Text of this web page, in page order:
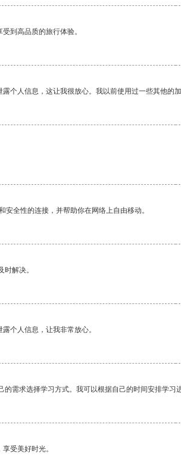
到高品质的旅行体验。
个人信息，这让我很放心。我以前使用过一些其他的
全性的连接，并帮助你在网络上自由移动。
解决。
个人信息，让我非常放心。
需求选择学习方式。我可以根据自己的时间安排学习进
受美好时光。